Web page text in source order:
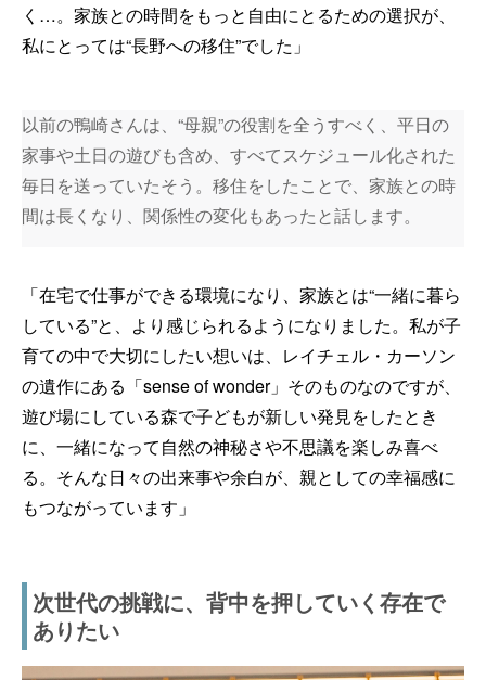
く…。家族との時間をもっと自由にとるための選択が、
私にとっては“長野への移住”でした」
以前の鴨崎さんは、“母親”の役割を全うすべく、平日の
家事や土日の遊びも含め、すべてスケジュール化された
毎日を送っていたそう。移住をしたことで、家族との時
間は長くなり、関係性の変化もあったと話します。
「在宅で仕事ができる環境になり、家族とは“一緒に暮ら
している”と、より感じられるようになりました。私が子
育ての中で大切にしたい想いは、レイチェル・カーソン
の遺作にある「sense of wonder」そのものなのですが、
遊び場にしている森で子どもが新しい発見をしたとき
に、一緒になって自然の神秘さや不思議を楽しみ喜べ
る。そんな日々の出来事や余白が、親としての幸福感に
もつながっています」
次世代の挑戦に、背中を押していく存在で
ありたい